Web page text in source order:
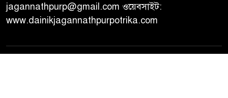
jagannathpurp@gmail.com ওয়েবসাইট:
www.dainikjagannathpurpotrika.com